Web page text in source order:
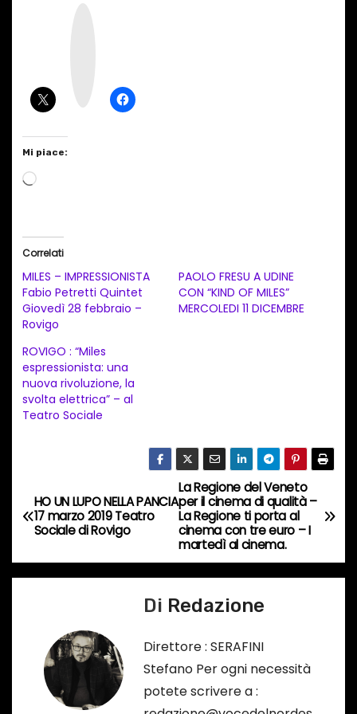
Mi piace:
C
a
m
e
n
t
o
i
r
s
…
Correlati
MILES – IMPRESSIONISTA
Fabio Petretti Quintet
Giovedì 28 febbraio –
Rovigo
PAOLO FRESU A UDINE
CON “KIND OF MILES”
MERCOLEDI 11 DICEMBRE
ROVIGO : “Miles
espressionista: una
nuova rivoluzione, la
svolta elettrica” – al
Teatro Sociale
N
a
v
La Regione del Veneto
per il cinema di qualità –
La Regione ti porta al
cinema con tre euro – I
martedì al cinema.
HO UN LUPO NELLA PANCIA
17 marzo 2019 Teatro
Sociale di Rovigo
Di Redazione
Direttore : SERAFINI
Stefano Per ogni necessità
potete scrivere a :